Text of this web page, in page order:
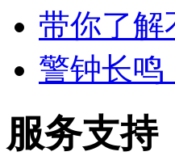
带你了解
警钟长鸣
服务支持